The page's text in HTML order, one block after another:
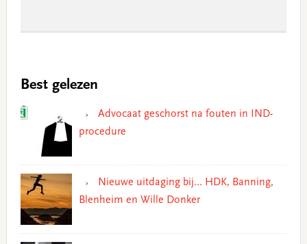
Best gelezen
Advocaat geschorst na fouten in IND-
procedure
Nieuwe uitdaging bij… HDK, Banning,
Blenheim en Wille Donker